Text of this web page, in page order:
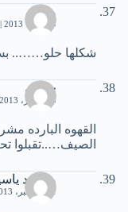
منى
9 أكتوبر، 2013 | 6:11 م
شكلها حلو……..
حمدى
30 أكتوبر، 2013 | 8:15 م
القهوه البارده
الصيف…..تقبلوا
محمود
21 ديسمبر، 2013 | 7:08 م